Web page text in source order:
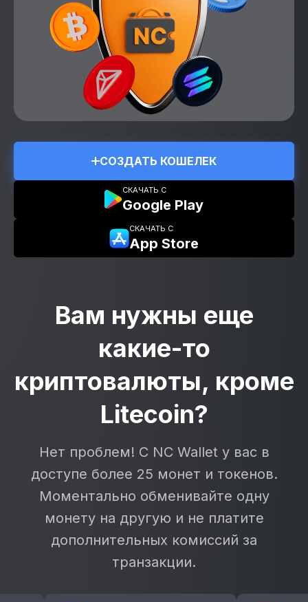
СОЗДАТЬ КОШЕЛЕК
СКАЧАТЬ С
Google Play
СКАЧАТЬ С
App Store
Вам нужны еще
какие-то
криптовалюты, кроме
Litecoin?
Нет проблем! C NC Wallet у вас в
доступе более 25 монет и токенов.
Моментально обменивайте одну
монету на другую и не платите
дополнительных комиссий за
транзакции.